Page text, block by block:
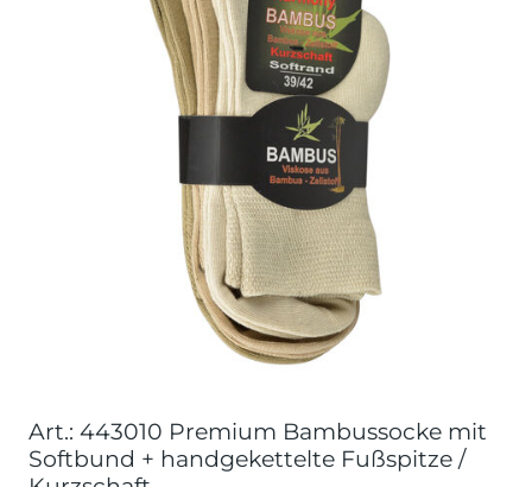
Art.: 443010 Premium Bambussocke mit
Softbund + handgekettelte Fußspitze /